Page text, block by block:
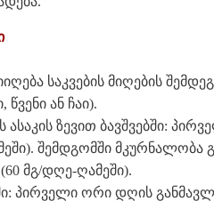
საკვების მიღების
ან ჩაი).
ზევით ბავშვებში:
შემდგომში
მგ/დღე-ღამეში).
პირველი ორი დღის